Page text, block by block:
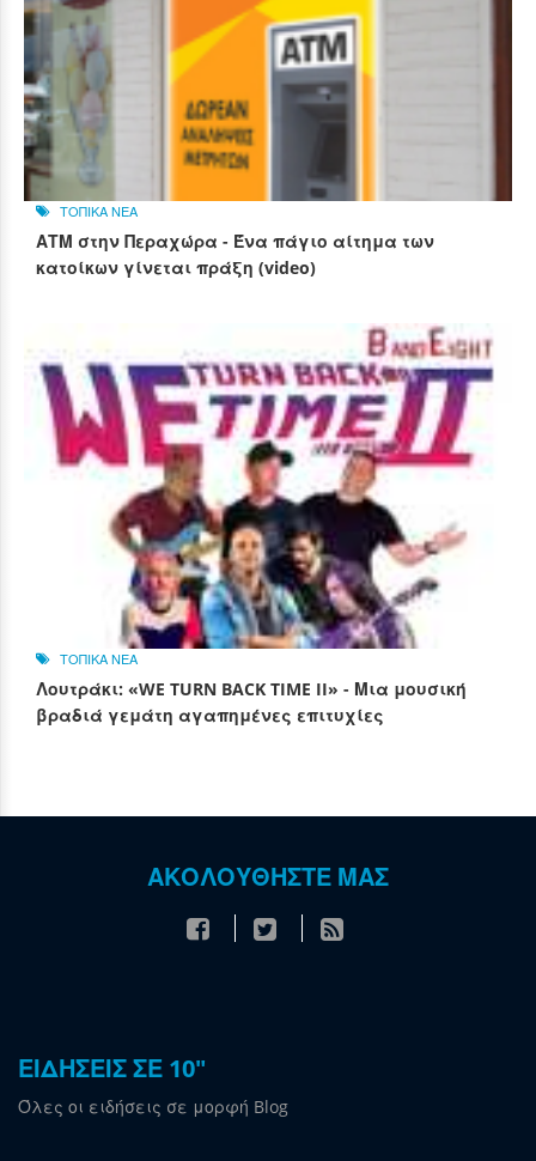
ΤΟΠΙΚΑ ΝΕΑ
ΑΤΜ στην Περαχώρα - Ένα πάγιο αίτημα των
κατοίκων γίνεται πράξη (video)
ΤΟΠΙΚΑ ΝΕΑ
Λουτράκι: «WE TURN BACK TIME II» - Μια μουσική
βραδιά γεμάτη αγαπημένες επιτυχίες
ΑΚΟΛΟΥΘΗΣΤΕ ΜΑΣ
ΕΙΔΗΣΕΙΣ ΣΕ 10"
Όλες οι ειδήσεις σε μορφή Blog